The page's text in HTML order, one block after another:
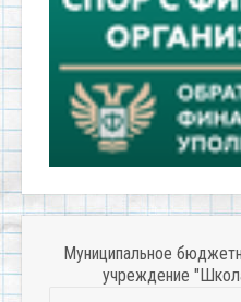
Муниципальное
учреждение